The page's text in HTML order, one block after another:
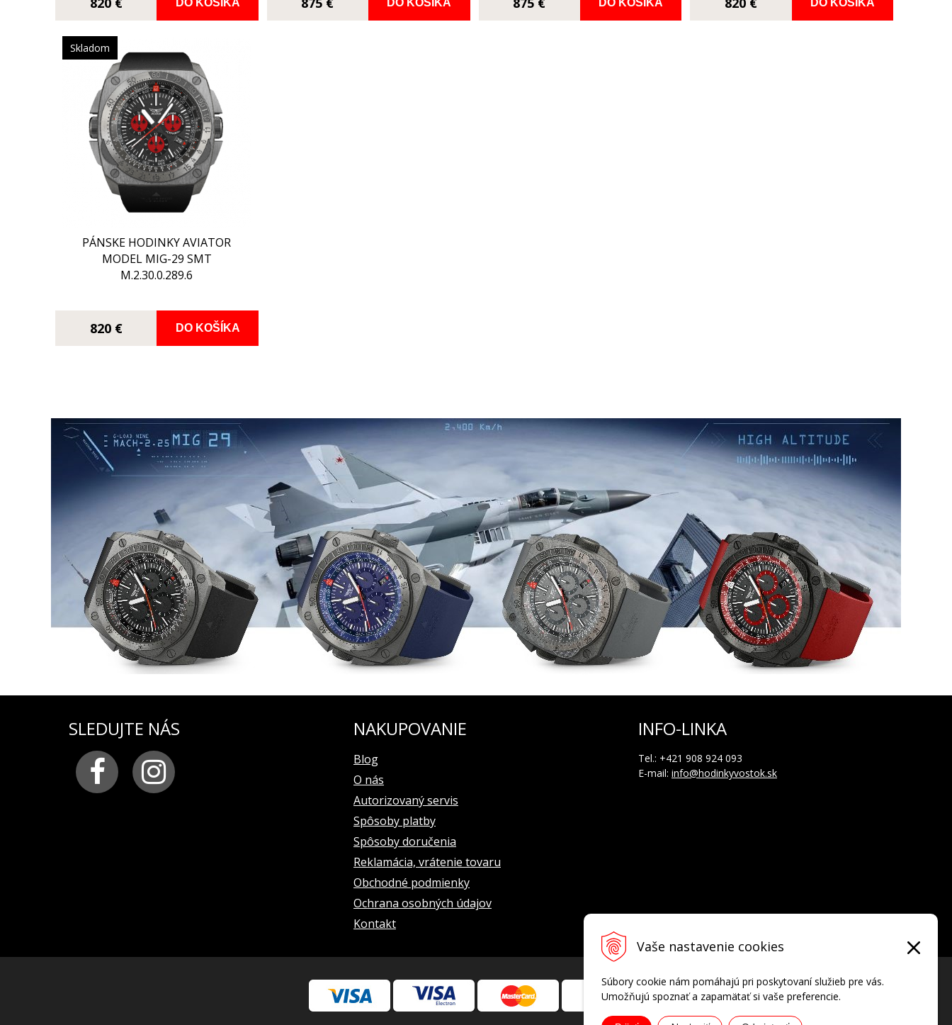
Vaše nastavenie cookies
Súbory cookie nám pomáhajú pri poskytovaní služieb pre vás.
Umožňujú spoznať a zapamätať si vaše preferencie.
DO KOŠÍKA DO KOŠÍKA DO KOŠÍKA DO KOŠÍKA
Skladom
PÁNSKE HODINKY AVIATOR
MODEL MIG-29 SMT
M.2.30.0.289.6
820 € DO KOŠÍKA
SLEDUJTE NÁS NAKUPOVANIE
Blog
O nás
Autorizovaný servis
Spôsoby platby
Spôsoby doručenia
Reklamácia, vrátenie tovaru
Obchodné podmienky
Ochrana osobných údajov
Kontakt
INFO-LINKA
Tel.: +421 908 924 093
E-mail: info@hodinkyvostok.sk